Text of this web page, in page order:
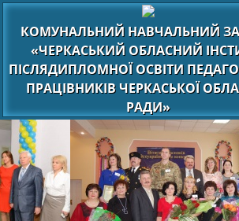
КОМУНАЛЬНИЙ НАВЧАЛЬНИЙ
«ЧЕРКАСЬКИЙ ОБЛАСНИЙ
ПІСЛЯДИПЛОМНОЇ ОСВІТИ
ПРАЦІВНИКІВ ЧЕРКАСЬКОЇ
РАДИ»